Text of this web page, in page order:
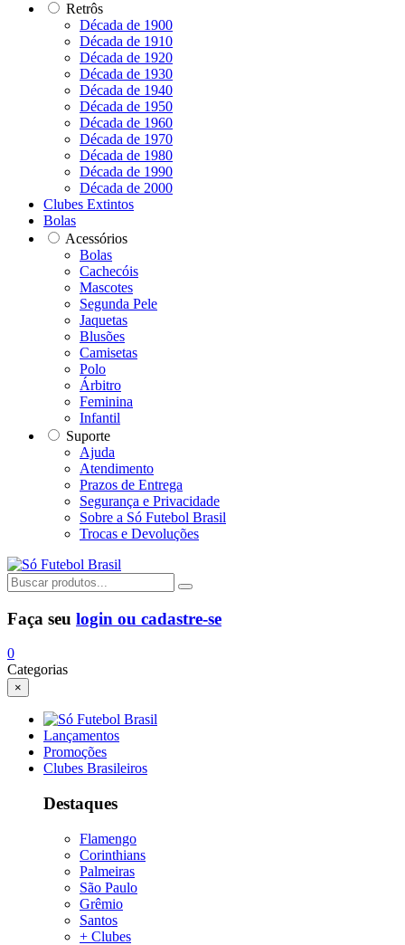
Retrôs
Década de 1900
Década de 1910
Década de 1920
Década de 1930
Década de 1940
Década de 1950
Década de 1960
Década de 1970
Década de 1980
Década de 1990
Década de 2000
Clubes Extintos
Bolas
Acessórios
Bolas
Cachecóis
Mascotes
Segunda Pele
Jaquetas
Blusões
Camisetas
Polo
Árbitro
Feminina
Infantil
Suporte
Ajuda
Atendimento
Prazos de Entrega
Segurança e Privacidade
Sobre a Só Futebol Brasil
Trocas e Devoluções
Faça seu login ou cadastre-se
0
Categorias
×
Lançamentos
Promoções
Clubes Brasileiros
Destaques
Flamengo
Corinthians
Palmeiras
São Paulo
Grêmio
Santos
+ Clubes